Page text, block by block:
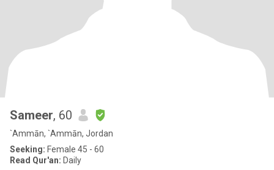
Sameer, 60
`Ammān, `Ammān, Jordan
Seeking: Female 45 - 60
Read Qur'an: Daily